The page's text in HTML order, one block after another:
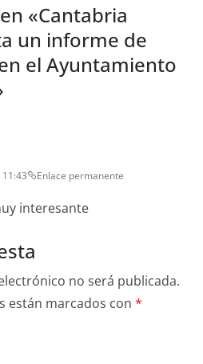
«Cantabria
un informe de
el Ayuntamiento
Enlace permanente
interesante
no será publicada.
están marcados con *